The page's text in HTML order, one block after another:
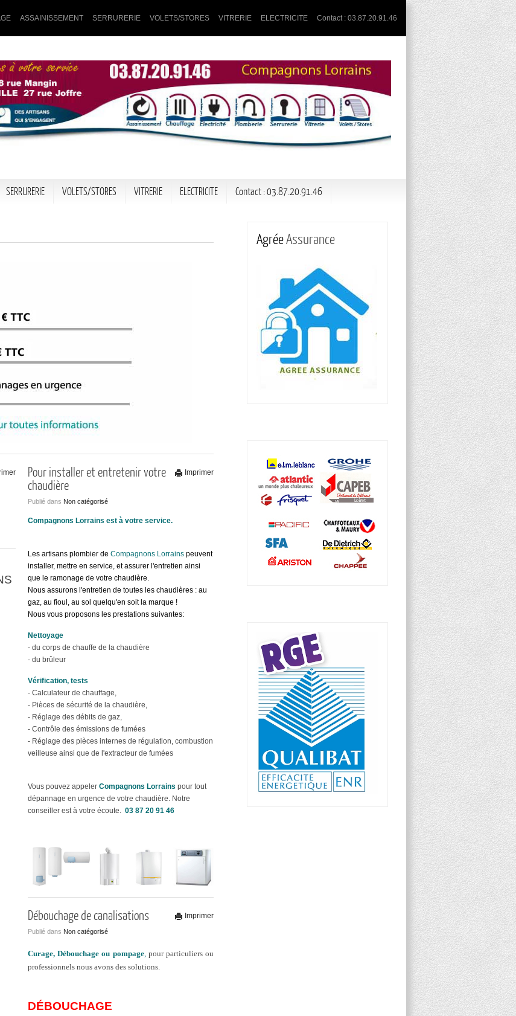
ASSAINISSEMENT SERRURERIE VOLETS/STORES VITRERIE ELECTRICITE Contact : 03.87.20.91.46
SERRURERIE VOLETS/STORES VITRERIE ELECTRICITE Contact : 03.87.20.91.46
Imprimer
Pour installer et entretenir votre
chaudière
Publié dans Non catégorisé
Compagnons Lorrains est à votre service.
Les artisans plombier de Compagnons Lorrains peuvent
installer, mettre en service, et assurer l'entretien ainsi
que le ramonage de votre chaudière.
Nous assurons l'entretien de toutes les chaudières : au
gaz, au fioul, au sol quelqu'en soit la marque !
Nous vous proposons les prestations suivantes:
Nettoyage
- du corps de chauffe de la chaudière
- du brûleur
Vérification, tests
- Calculateur de chauffage,
- Pièces de sécurité de la chaudière,
- Réglage des débits de gaz,
- Contrôle des émissions de fumées
- Réglage des pièces internes de régulation, combustion
veilleuse ainsi que de l'extracteur de fumées
Vous pouvez appeler Compagnons Lorrains pour tout
dépannage en urgence de votre chaudière. Notre
conseiller est à votre écoute.
03 87 20 91 46
Imprimer
Débouchage de canalisations
Publié dans Non catégorisé
Curage, Débouchage ou pompage,pour particuliers ou
professionnels nous avons des solutions.
DÉBOUCHAGE
AgréeAssurance